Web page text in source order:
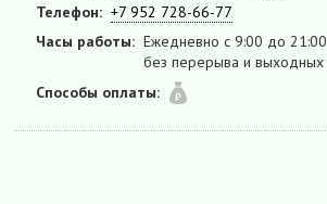
Телефон: +7 952 728-66-77
Часы работы: Ежедневно с 9:00 до 21:00
без перерыва и выходных
Способы оплаты: